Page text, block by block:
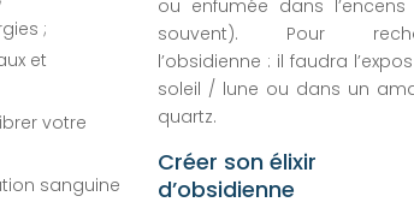
;
et
votre
sanguine
ou enfumée dans
souvent). Pour
l’obsidienne : il faudra
soleil / lune ou dans un
quartz.
Créer son élixir
d’obsidienne